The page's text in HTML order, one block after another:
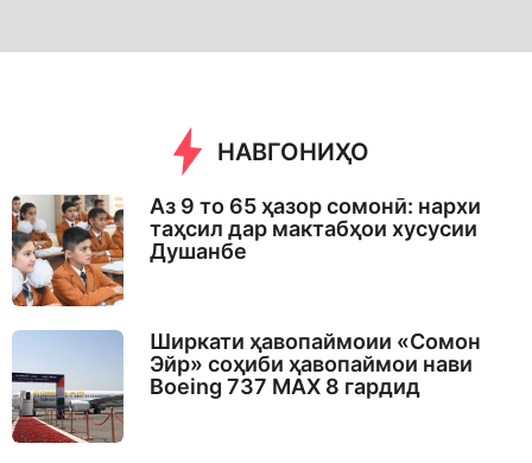
НАВГОНИҲО
Аз 9 то 65 ҳазор сомонӣ: нархи
таҳсил дар мактабҳои хусусии
Душанбе
Ширкати ҳавопаймоии «Сомон
Эйр» соҳиби ҳавопаймои нави
Boeing 737 MAX 8 гардид